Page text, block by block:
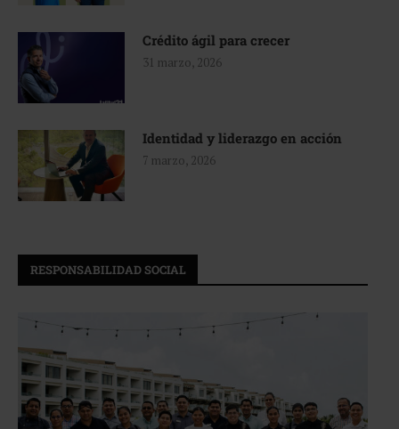
Crédito ágil para crecer
31 marzo, 2026
Identidad y liderazgo en acción
7 marzo, 2026
RESPONSABILIDAD SOCIAL